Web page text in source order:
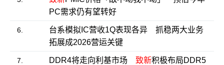
PC需求仍有望转好
6.
台系模拟IC营收1Q表现各异 抓稳两大业务
拓展成2026营运关键
7. DDR4将走向利基市场 致新积极布局DDR5